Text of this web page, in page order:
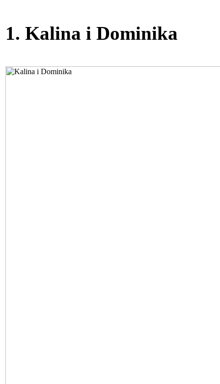
1. Kalina i Dominika